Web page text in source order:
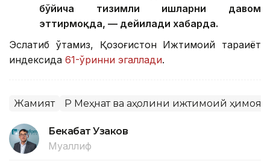
бўйича тизимли ишларни давом
эттирмоқда, — дейилади хабарда.
Эслатиб ўтамиз, Қозоғистон Ижтимоий тараққиёт
индексида 61-ўринни эгаллади.
Жамият ҚР Меҳнат ва аҳолини ижтимоий ҳимоя
Бекабат Узаков
Муаллиф